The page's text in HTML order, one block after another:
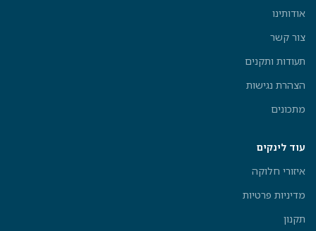
אודותינו
צור קשר
תעודות ותקנים
הצהרת נגישות
מתכונים
עוד לינקים
איזורי חלוקה
מדיניות פרטיות
תקנון